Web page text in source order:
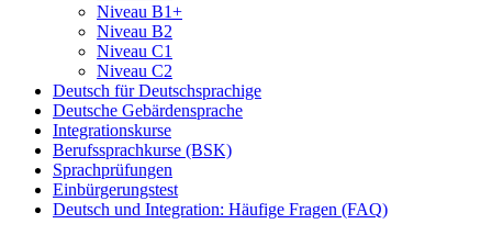
Niveau B1+
Niveau B2
Niveau C1
Niveau C2
Deutsch für Deutschsprachige
Deutsche Gebärdensprache
Integrationskurse
Berufssprachkurse (BSK)
Sprachprüfungen
Einbürgerungstest
Deutsch und Integration: Häufige Fragen (FAQ)